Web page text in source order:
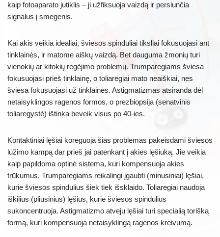
kaip fotoaparato jutiklis – ji užfiksuoja vaizdą ir persiunčia
signalus į smegenis.
Kai akis veikia idealiai, šviesos spinduliai tiksliai fokusuojasi ant
tinklainės, ir matome aiškų vaizdą. Bet dauguma žmonių turi
vienokių ar kitokių regėjimo problemų. Trumparegiams šviesa
fokusuojasi prieš tinklainę, o toliaregiai mato neaiškiai, nes
šviesa fokusuojasi už tinklainės. Astigmatizmas atsiranda dėl
netaisyklingos ragenos formos, o prezbiopsija (senatvinis
toliaregystė) ištinka beveik visus po 40-ies.
Kontaktiniai lęšiai koreguoja šias problemas pakeisdami šviesos
lūžimo kampą dar prieš jai patenkant į akies lęšiuką. Jie veikia
kaip papildoma optinė sistema, kuri kompensuoja akies
trūkumus. Trumparegiams reikalingi įgaubti (minusiniai) lęšiai,
kurie šviesos spindulius šiek tiek išsklaido. Toliaregiai naudoja
iškilius (pliusinius) lęšius, kurie šviesos spindulius
sukoncentruoja. Astigmatizmo atveju lęšiai turi specialią torišką
formą, kuri kompensuoja netaisyklingą ragenos kreivumą.